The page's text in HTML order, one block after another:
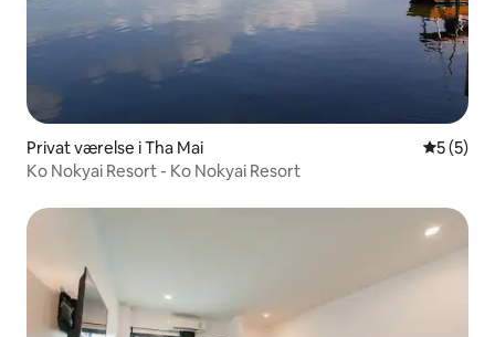
Privat værelse i Tha Mai 5 ud af 5
5 (5)
Ko Nokyai Resort - Ko Nokyai Resort